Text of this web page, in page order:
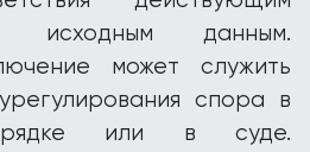
исходным данным.
может служить
спора в
или в суде.